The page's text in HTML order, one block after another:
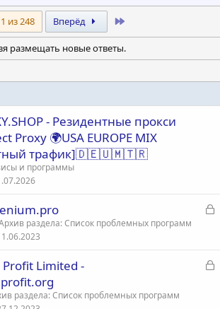
1 из 248 Вперёд
размещать новые ответы.
- Резидентные прокси
Proxy 🌍USA EUROPE MIX
трафик]🇩🇪🇺🇲🇹🇷
и программы
З
раздела: Список проблемных программ
З
Limited -
раздела: Список проблемных программ